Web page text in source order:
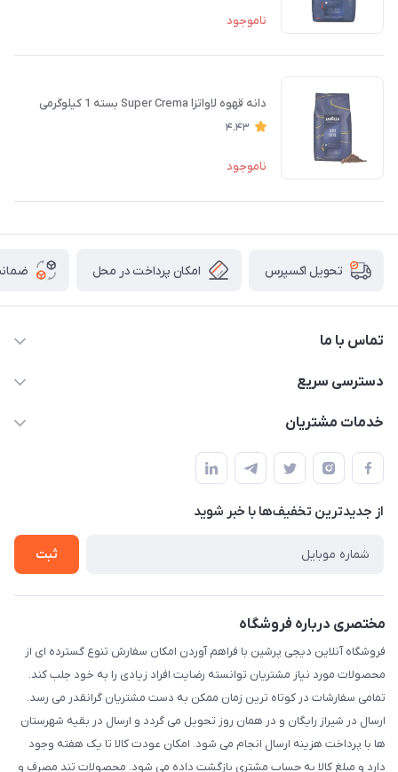
ناموجود
دانه قهوه لاواتزا Super Crema بسته 1 کیلوگرمی
4.43
ناموجود
تحویل اکسپرس امکان پرداخت در محل
تماس با ما
09172138137
دسترسی سریع
حساب کاربری
لیست محصولات
درباره ما
خدمات مشتریان
قوانین و مقررات
حریم خصوصی
راهنما
از جدید‌ترین تخفیف‌ها با‌ خبر شوید
ثبت
مختصری درباره فروشگاه
فروشگاه آنلاین دیجی پرشین با فراهم آوردن امکان سفارش تنوع گسترده ای از
محصولات مورد نیاز مشتریان توانسته رضایت افراد زیادی را به خود جلب کند.
تمامی سفارشات در کوتاه ترین زمان ممکن به دست مشتریان گرانقدر می رسد.
ارسال در شیراز رایگان و در همان روز تحویل می گردد و ارسال در بقیه شهرستان
ها با پرداخت هزینه ارسال انجام می شود. امکان عودت کالا تا یک هفته وجود
دارد و مبلغ کالا به حساب مشتری بازگشت داده می شود. محصولات تند مصرف و